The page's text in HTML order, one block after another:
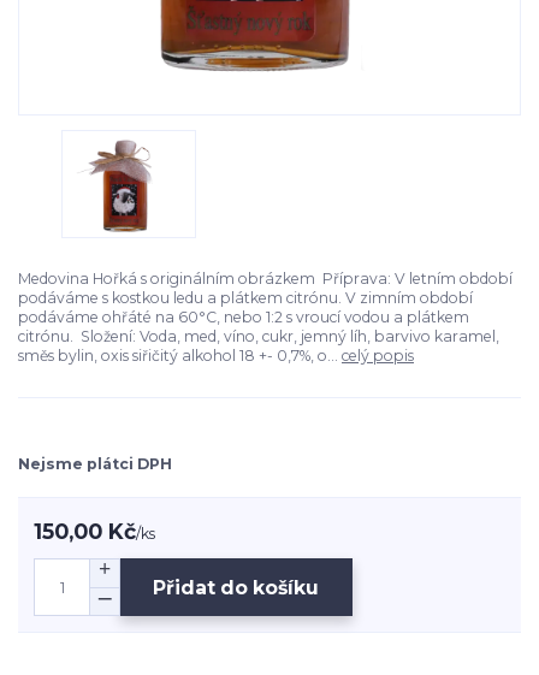
Medovina Hořká s originálním obrázkem Příprava: V letním období
podáváme s kostkou ledu a plátkem citrónu. V zimním období
podáváme ohřáté na 60°C, nebo 1:2 s vroucí vodou a plátkem
citrónu. Složení: Voda, med, víno, cukr, jemný líh, barvivo karamel,
směs bylin, oxis siřičitý alkohol 18 +- 0,7%, o... celý popis
Nejsme plátci DPH
150,00 Kč/ks
Přidat do košíku